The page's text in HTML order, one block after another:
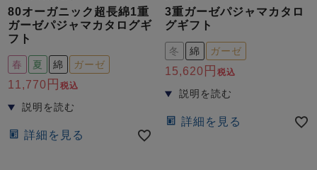
80オーガニック超長綿1重
ガーゼパジャマカタログギ
フト
春 夏 綿 ガーゼ
11,770 税込
詳細を見る
3重ガーゼパジャマカタロ
グギフト
冬 綿 ガーゼ
15,620 税込
詳細を見る